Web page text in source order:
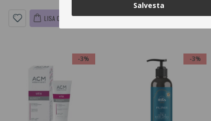
LISA OSTUKORVI LISA OSTUKORVI
-3% -3%
Salvesta